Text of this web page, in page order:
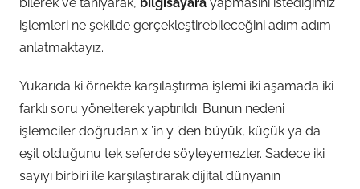
işlemleri ne şekilde gerçekleştirebileceğini adım adım
anlatmaktayız.
Yukarıda ki örnekte karşılaştırma işlemi iki aşamada iki
farklı soru yönelterek yaptırıldı. Bunun nedeni
işlemciler doğrudan x ’in y ’den büyük, küçük ya da
eşit olduğunu tek seferde söyleyemezler. Sadece iki
sayıyı birbiri ile karşılaştırarak dijital dünyanın